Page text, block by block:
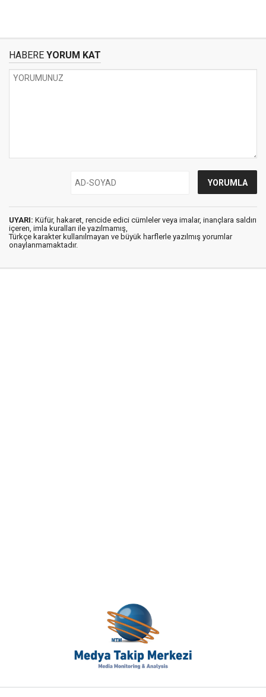
HABERE YORUM KAT
UYARI: Küfür, hakaret, rencide edici cümleler veya imalar, inançlara saldırı
içeren, imla kuralları ile yazılmamış,
Türkçe karakter kullanılmayan ve büyük harflerle yazılmış yorumlar
onaylanmamaktadır.